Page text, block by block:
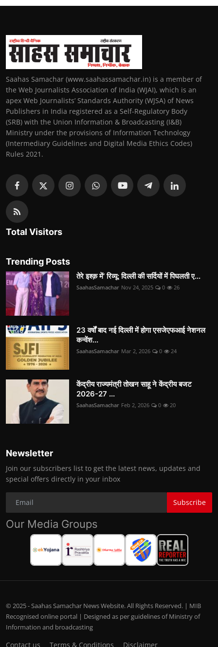
Saahas Samachar (www.saahassamachar.in) is a member of
the Web Journalists Association of India (WJAI), which is an
apex Web Journalists’ Standards Authority (WJSA) of News
Publishers in India registered as a Self-Regulatory Body
(SRB) with the Union Information & Broadcasting (I&B)
Ministry under the provisions of Information Technology
(Intermediary Guidelines and Digital Media Ethics Codes)
Rules 2021.
Total Visitors
Trending Posts
तेरे इश्क़ में’ रिव्यू: दिल्ली की सर्दियों में पिघलती ए...
SaahasSamachar Nov 24, 2025 0 26
23 वर्षों बाद नई दिल्ली में होगा एसजेएफआई नेशनल
कन्वेंश...
SaahasSamachar Mar 2, 2026 0 24
केंद्रीय राज्यमंत्री तोखन साहू ने केंद्रीय बजट
2026-27 ...
SaahasSamachar Feb 2, 2026 0 20
Newsletter
Join our subscribers list to get the latest news, updates and
special offers directly in your inbox
Subscribe
Our Media Groups
© 2025 - Saahas Samachar News Website. All Rights Reserved. | MIB
Recognised online portal | Designed as per guidelines of Ministry of
Information and broadcasting
Contact us Terms & Conditions Disclaimer